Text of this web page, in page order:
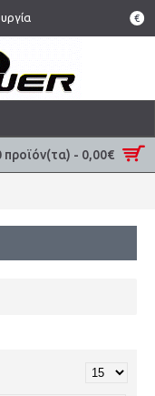
€
προϊόν(τα) - 0,00€